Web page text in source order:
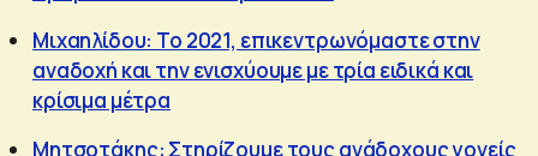
Μιχαηλίδου: Το 2021, επικεντρωνόμαστε στην
αναδοχή και την ενισχύουμε με τρία ειδικά και
κρίσιμα μέτρα
Μητσοτάκης: Στηρίζουμε τους ανάδοχους γονείς